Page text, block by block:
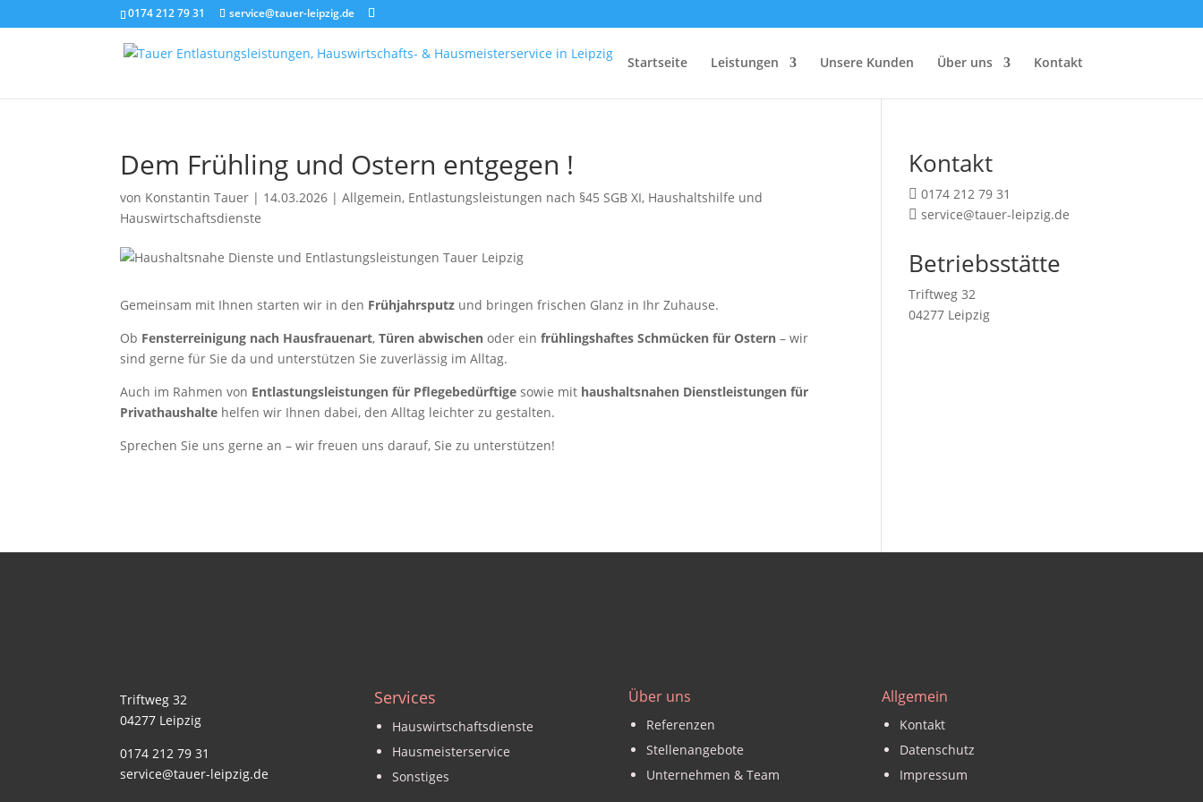
0174 212 79 31 service@tauer-leipzig.de
Startseite Leistungen Unsere Kunden Über uns Kontakt
Dem Frühling und Ostern entgegen !
von Konstantin Tauer | 14.03.2026 |Allgemein, Entlastungsleistungen nach §45 SGB XI, Haushaltshilfe und
Hauswirtschaftsdienste
Gemeinsam mit Ihnen starten wir in den Frühjahrsputz und bringen frischen Glanz in Ihr Zuhause.
Ob Fensterreinigung nach Hausfrauenart,Türen abwischen oder einfrühlingshaftes Schmücken für Ostern – wir
sind gerne für Sie da und unterstützen Sie zuverlässig im Alltag.
Auch im Rahmen von Entlastungsleistungen für Pflegebedürftige sowie mit haushaltsnahen Dienstleistungen für
Privathaushalte helfen wir Ihnen dabei, den Alltag leichter zu gestalten.
Sprechen Sie uns gerne an – wir freuen uns darauf, Sie zu unterstützen!
Kontakt
 0174 212 79 31
 service@tauer-leipzig.de
Betriebsstätte
Triftweg 32
04277 Leipzig
Triftweg 32
04277 Leipzig
0174 212 79 31
service@tauer-leipzig.de
Services
Hauswirtschaftsdienste
Hausmeisterservice
Sonstiges
Über uns
Referenzen
Stellenangebote
Unternehmen & Team
Allgemein
Kontakt
Datenschutz
Impressum